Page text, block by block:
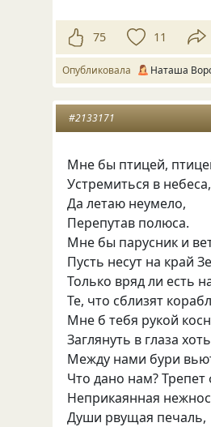
75 11
Опубликовала Наташа
#2133171
Мне бы птицей,
Устремиться в небеса,
Да летаю неумело,
Перепутав полюса.
Мне бы парусник и
Пусть несут на край
Только вряд ли есть
Те, что сблизят
Мне б тебя рукой
Заглянуть в глаза
Между нами бури
Что дано нам? Трепет
Неприкаянная
Души рвущая печаль,